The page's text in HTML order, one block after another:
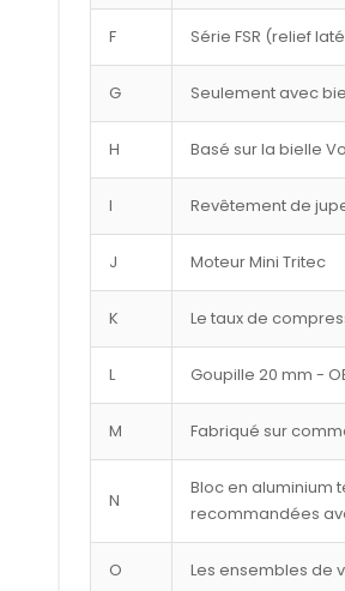
F Série FSR (relief
G Seulement avec
H Basé sur la bielle
I Revêtement de
J Moteur Mini Tritec
K Le taux de
L Goupille 20 mm -
M Fabriqué sur
N
Bloc en aluminium
recommandées
O Les ensembles de